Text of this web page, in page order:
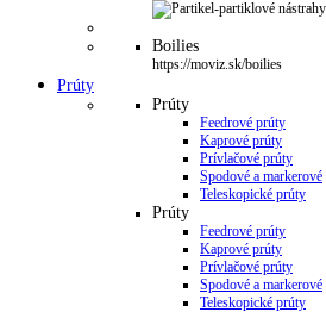
Boilies
https://moviz.sk/boilies
Prúty
Prúty
Feedrové prúty
Kaprové prúty
Prívlačové prúty
Spodové a markerové
Teleskopické prúty
Prúty
Feedrové prúty
Kaprové prúty
Prívlačové prúty
Spodové a markerové
Teleskopické prúty